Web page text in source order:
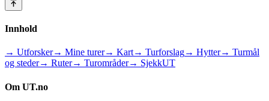
Innhold
→ Utforsker→ Mine turer→ Kart→ Turforslag→ Hytter→ Turmål
og steder→ Ruter→ Turområder→ SjekkUT
Om UT.no